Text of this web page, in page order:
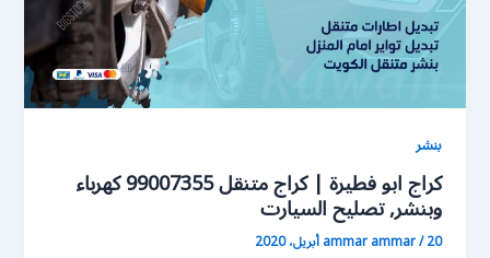
بنشر
كراج ابو فطيرة | كراج متنقل 99007355 كهرباء
وبنشر, تصليح السيارت
ammar ammar/20 أبريل، 2020